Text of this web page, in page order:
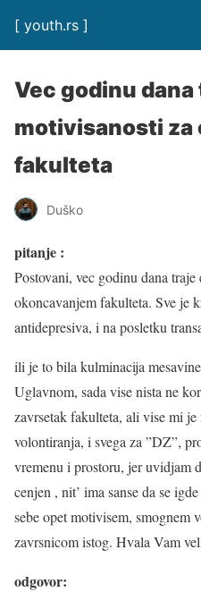
[ youth.rs ]
Vec godinu
motivisanosti za
fakulteta
Duško
pitanje :
Postovani, vec godinu dana
okoncavanjem fakulteta. Sve je
antidepresiva, i na posletku
ili je to bila kulminacija
Uglavnom, sada vise nista ne
zavrsetak fakulteta, ali vise mi
volontiranja, i svega za ”DZ”,
vremenu i prostoru, jer uvidjam
cenjen , nit’ ima sanse da se
sebe opet motivisem, smognem
zavrsnicom istog. Hvala Vam
odgovor: